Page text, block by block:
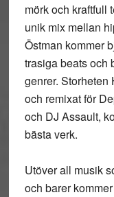
mörk och kraftfull
unik mix mellan
Östman kommer
trasiga beats och
genrer. Storheten
och remixat för
och DJ Assault,
bästa verk.
Utöver all musik
och barer